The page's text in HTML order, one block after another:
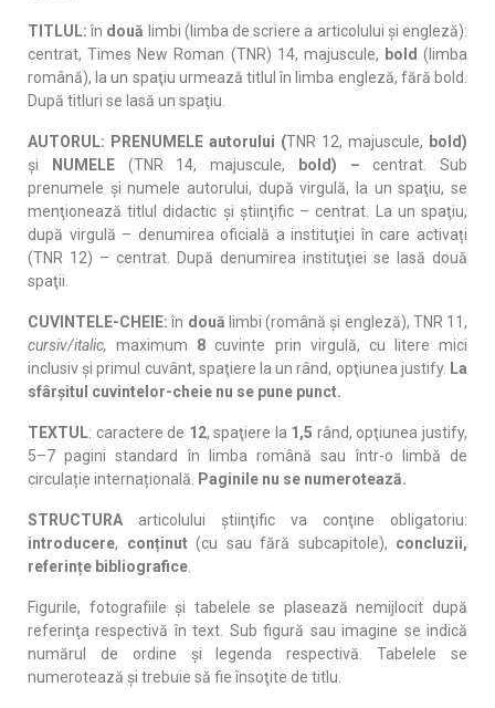
TITLUL:în două limbi (limba de scriere a articolului și engleză):
centrat, Times New Roman (TNR) 14, majuscule, bold (limba
română), la un spaţiu urmează titlul în limba engleză, fără bold.
După titluri se lasă un spaţiu.
AUTORUL: PRENUMELE autorului (TNR 12, majuscule, bold)
şi
NUMELE (TNR 14, majuscule, bold) – centrat. Sub
prenumele şi numele autorului, după virgulă, la un spaţiu, se
menţionează titlul didactic şi ştiinţific – centrat. La un spaţiu,
după virgulă – denumirea oficială a instituţiei în care activați
(TNR 12) – centrat. După denumirea instituţiei se lasă două
spaţii.
CUVINTELE-CHEIE:în două limbi (română și engleză), TNR 11,
cursiv/italic, maximum 8 cuvinte prin virgulă, cu litere mici
inclusiv şi primul cuvânt, spaţiere la un rând, opţiunea justify. La
sfârșitul cuvintelor-cheie nu se pune punct.
TEXTUL: caractere de 12, spaţiere la 1,5 rând, opţiunea justify,
5–7 pagini standard în limba română sau într-o limbă de
circulație internațională.
Paginile nu se numerotează.
STRUCTURA articolului ştiinţific va conţine obligatoriu:
introducere, conținut(cu sau fără subcapitole), concluzii,
referințe bibliografice
Figurile, fotografiile şi tabelele se plasează nemijlocit după
referinţa respectivă în text. Sub figură sau imagine se indică
numărul de ordine şi legenda respectivă. Tabelele se
numerotează şi trebuie să fie însoţite de titlu.